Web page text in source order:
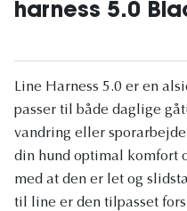
harness 5.0
Line Harness 5.0 er en
passer til både daglige
vandring eller
din hund optimal komfort
med at den er let og
til line er den tilpasset